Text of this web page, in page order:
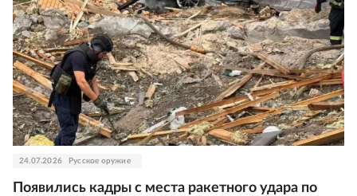
24.07.2026 Русское оружие
Появились кадры с места ракетного удара по